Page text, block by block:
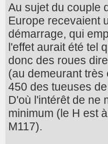
Au sujet du couple
Europe recevaient
démarrage, qui
l'effet aurait été tel
donc des roues
(au demeurant très
450 des tueuses
D'où l'intérêt de ne
minimum (le H est
M117).